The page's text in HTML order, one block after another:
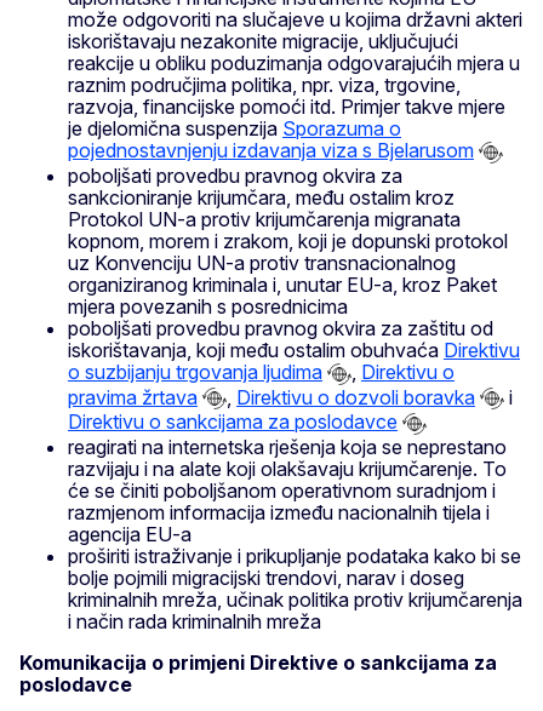
može odgovoriti na slučajeve u kojima državni akteri
iskorištavaju nezakonite migracije, uključujući
reakcije u obliku poduzimanja odgovarajućih mjera u
raznim područjima politika, npr. viza, trgovine,
razvoja, financijske pomoći itd. Primjer takve mjere
je djelomična suspenzija Sporazuma o
pojednostavnjenju izdavanja viza s Bjelarusom
poboljšati provedbu pravnog okvira za
sankcioniranje krijumčara, među ostalim kroz
Protokol UN-a protiv krijumčarenja migranata
kopnom, morem i zrakom, koji je dopunski protokol
uz Konvenciju UN-a protiv transnacionalnog
organiziranog kriminala i, unutar EU-a, kroz Paket
mjera povezanih s posrednicima
poboljšati provedbu pravnog okvira za zaštitu od
iskorištavanja, koji među ostalim obuhvaća Direktivu
o suzbijanju trgovanja ljudima
Direktivu o
pravima žrtava
Direktivu o dozvoli boravka
i
Direktivu o sankcijama za poslodavce
reagirati na internetska rješenja koja se neprestano
razvijaju i na alate koji olakšavaju krijumčarenje. To
će se činiti poboljšanom operativnom suradnjom i
razmjenom informacija između nacionalnih tijela i
agencija EU-a
proširiti istraživanje i prikupljanje podataka kako bi se
bolje pojmili migracijski trendovi, narav i doseg
kriminalnih mreža, učinak politika protiv krijumčarenja
i način rada kriminalnih mreža
Komunikacija o primjeni Direktive o sankcijama za
poslodavce